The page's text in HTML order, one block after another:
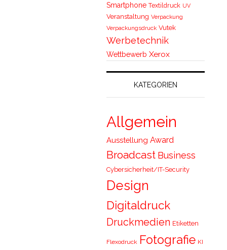
Smartphone Textildruck UV
Veranstaltung Verpackung
Verpackungsdruck Vutek
Werbetechnik
Wettbewerb Xerox
KATEGORIEN
Allgemein
Ausstellung Award
Broadcast Business
Cybersicherheit/IT-Security
Design
Digitaldruck
Druckmedien Etiketten
Flexodruck Fotografie KI